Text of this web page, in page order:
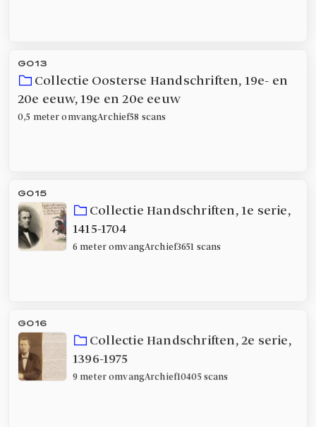
G013
Collectie Oosterse Handschriften, 19e- en
20e eeuw,19e en 20e eeuw
0,5 meter omvangArchief58 scans
G015
Collectie Handschriften, 1e serie,
1415-1704
6 meteromvangArchief3651 scans
G016
Collectie Handschriften, 2e serie,
1396-1975
9 meteromvangArchief10405 scans